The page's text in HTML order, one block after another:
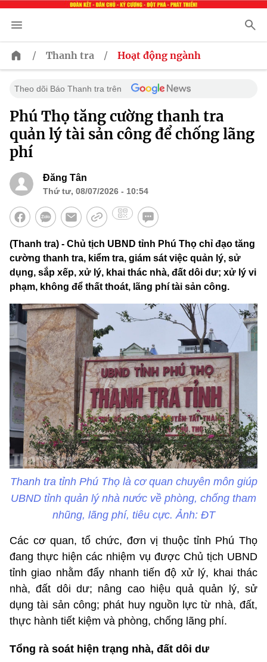
/ Thanh tra / Hoạt động ngành
Theo dõi Báo Thanh tra trên
Phú Thọ tăng cường thanh tra
quản lý tài sản công để chống lãng
phí
Đăng Tân
Thứ tư, 08/07/2026 - 10:54
(Thanh tra) - Chủ tịch UBND tỉnh Phú Thọ chỉ đạo tăng
cường thanh tra, kiểm tra, giám sát việc quản lý, sử
dụng, sắp xếp, xử lý, khai thác nhà, đất dôi dư; xử lý vi
phạm, không để thất thoát, lãng phí tài sản công.
Thanh tra tỉnh Phú Thọ là cơ quan chuyên môn giúp
UBND tỉnh quản lý nhà nước về phòng, chống tham
nhũng, lãng phí, tiêu cực. Ảnh: ĐT
Các cơ quan, tổ chức, đơn vị thuộc tỉnh Phú Thọ
đang thực hiện các nhiệm vụ được Chủ tịch UBND
tỉnh giao nhằm đẩy nhanh tiến độ xử lý, khai thác
nhà, đất dôi dư; nâng cao hiệu quả quản lý, sử
dụng tài sản công; phát huy nguồn lực từ nhà, đất,
thực hành tiết kiệm và phòng, chống lãng phí.
Tổng rà soát hiện trạng nhà, đất dôi dư